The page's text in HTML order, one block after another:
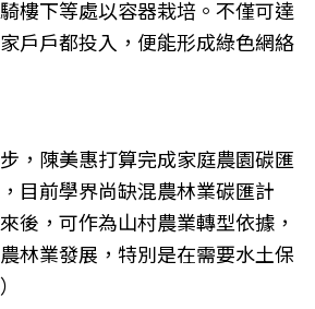
樓下等處以容器栽培。不僅可達
戶戶都投入，便能形成綠色網絡
，陳美惠打算完成家庭農園碳匯
目前學界尚缺混農林業碳匯計
後，可作為山村農業轉型依據，
林業發展，特別是在需要水土保